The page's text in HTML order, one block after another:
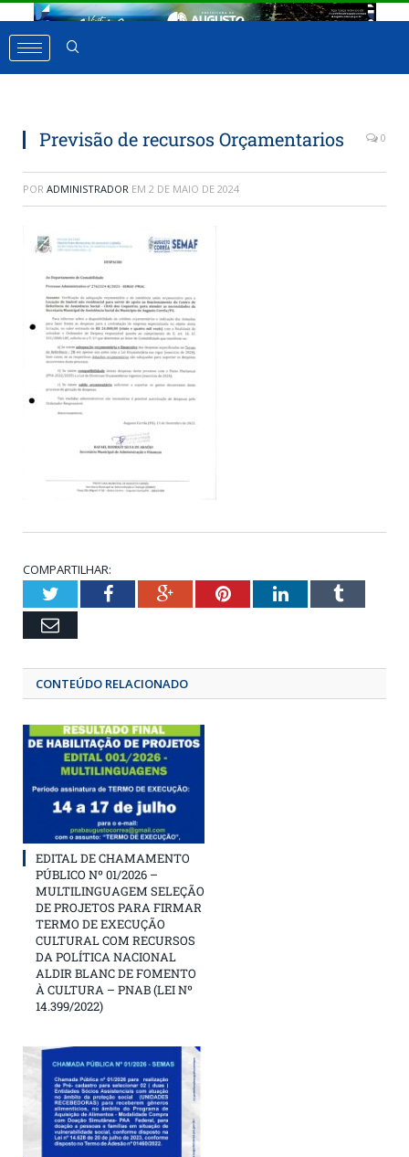
Previsão de recursos Orçamentarios 0
POR ADMINISTRADOR EM 2 DE MAIO DE 2024
COMPARTILHAR:
TwitterFacebookGoogle+Pinterest
LinkedIn
Email
CONTEÚDO RELACIONADO
EDITAL DE CHAMAMENTO
PÚBLICO Nº 01/2026 –
MULTILINGUAGEM SELEÇÃO
DE PROJETOS PARA FIRMAR
TERMO DE EXECUÇÃO
CULTURAL COM RECURSOS
DA POLÍTICA NACIONAL
ALDIR BLANC DE FOMENTO
À CULTURA – PNAB (LEI Nº
14.399/2022)